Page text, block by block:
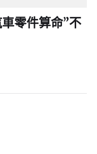
零件算命”不